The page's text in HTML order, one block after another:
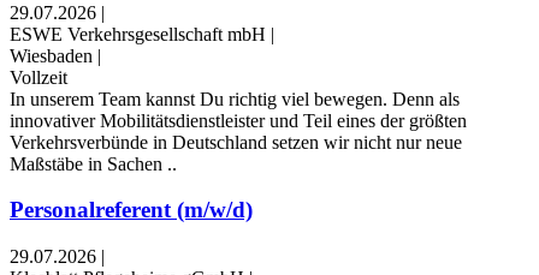
29.07.2026 |
ESWE Verkehrsgesellschaft mbH |
Wiesbaden |
Vollzeit
In unserem Team kannst Du richtig viel bewegen. Denn als
innovativer Mobilitätsdienstleister und Teil eines der größten
Verkehrsverbünde in Deutschland setzen wir nicht nur neue
Maßstäbe in Sachen ..
Personalreferent (m/w/d)
29.07.2026 |